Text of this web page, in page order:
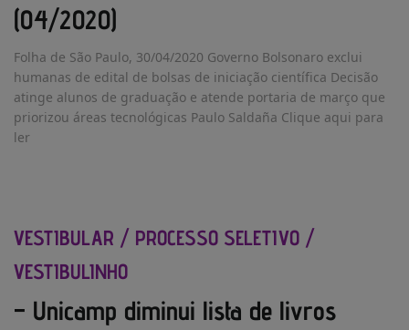
(04/2020)
Folha de São Paulo, 30/04/2020 Governo Bolsonaro exclui
humanas de edital de bolsas de iniciação científica Decisão
atinge alunos de graduação e atende portaria de março que
priorizou áreas tecnológicas Paulo Saldaña Clique aqui para
ler
VESTIBULAR / PROCESSO SELETIVO /
VESTIBULINHO
– Unicamp diminui lista de livros